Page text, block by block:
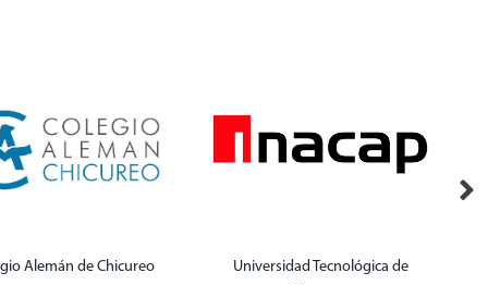
Alemán de Chicureo
Universidad Tecnológica de